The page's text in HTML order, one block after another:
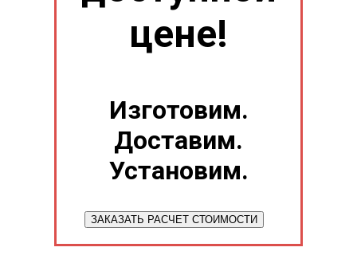
цене!
Изготовим.
Доставим.
Установим.
ЗАКАЗАТЬ РАСЧЕТ СТОИМОСТИ